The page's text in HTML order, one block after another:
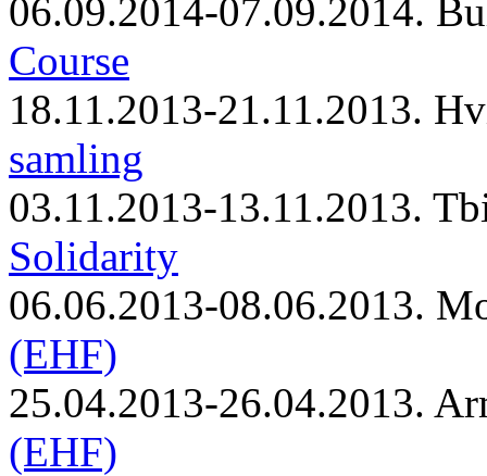
06.09.2014-07.09.2014.
Course
18.11.2013-21.11.2013.
samling
03.11.2013-13.11.2013.
Solidarity
06.06.2013-08.06.2013.
(EHF)
25.04.2013-26.04.2013.
(EHF)